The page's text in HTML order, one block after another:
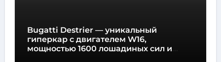
Bugatti Destrier — уникальный
гиперкар с двигателем W16,
мощностью 1600 лошадиных сил и